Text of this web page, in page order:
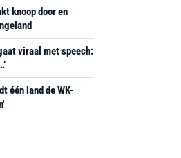
knoop door en
viraal met speech:
één land de WK-